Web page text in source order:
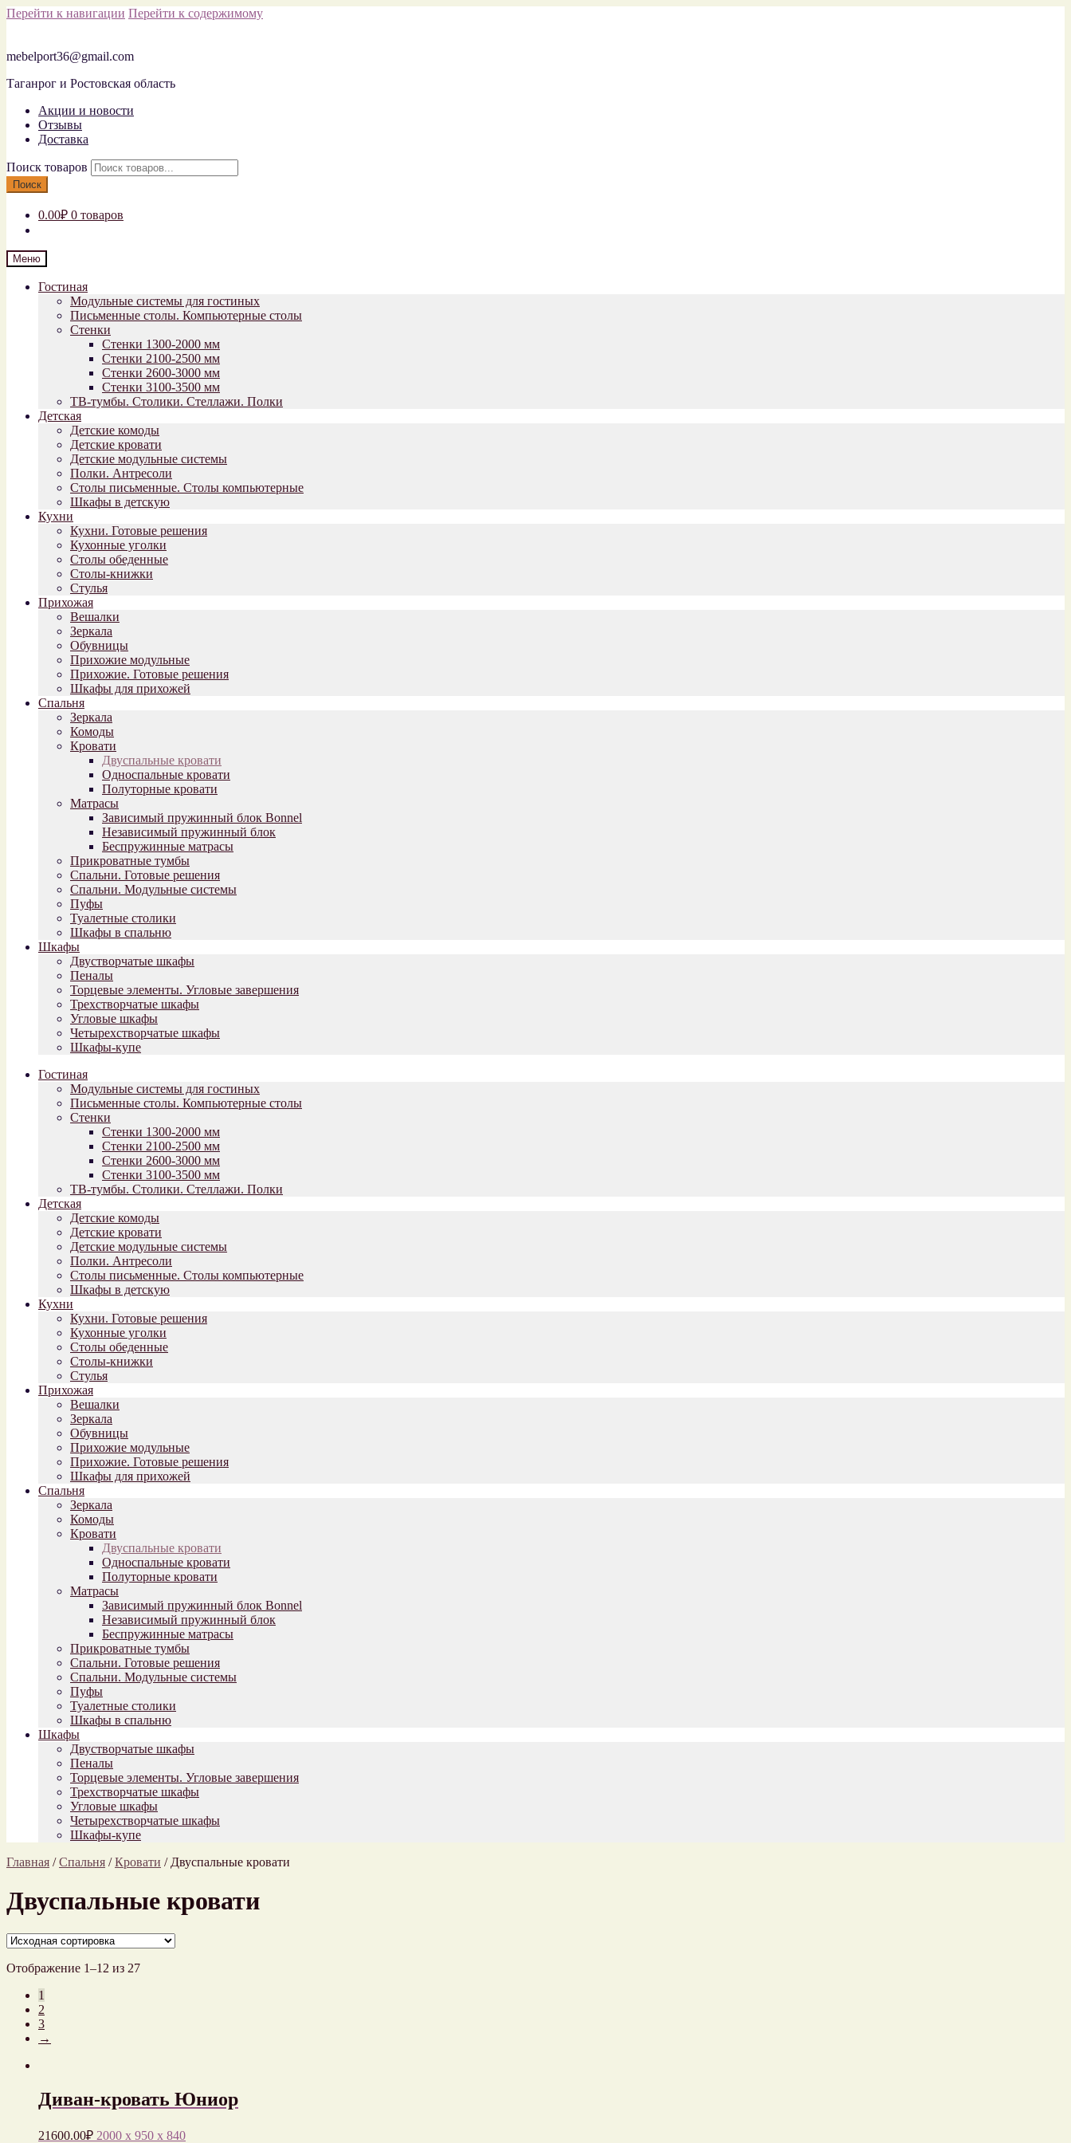
Перейти к навигации Перейти к содержимому
mebelport36@gmail.com
Таганрог и Ростовская область
Акции и новости
Отзывы
Доставка
Поиск товаров
Поиск
0.00₽ 0 товаров
Меню
Гостиная
Модульные системы для гостиных
Письменные столы. Компьютерные столы
Стенки
Стенки 1300-2000 мм
Стенки 2100-2500 мм
Стенки 2600-3000 мм
Стенки 3100-3500 мм
ТВ-тумбы. Столики. Стеллажи. Полки
Детская
Детские комоды
Детские кровати
Детские модульные системы
Полки. Антресоли
Столы письменные. Столы компьютерные
Шкафы в детскую
Кухни
Кухни. Готовые решения
Кухонные уголки
Столы обеденные
Столы-книжки
Стулья
Прихожая
Вешалки
Зеркала
Обувницы
Прихожие модульные
Прихожие. Готовые решения
Шкафы для прихожей
Спальня
Зеркала
Комоды
Кровати
Двуспальные кровати
Односпальные кровати
Полуторные кровати
Матрасы
Зависимый пружинный блок Bonnel
Независимый пружинный блок
Беспружинные матрасы
Прикроватные тумбы
Спальни. Готовые решения
Спальни. Модульные системы
Пуфы
Туалетные столики
Шкафы в спальню
Шкафы
Двустворчатые шкафы
Пеналы
Торцевые элементы. Угловые завершения
Трехстворчатые шкафы
Угловые шкафы
Четырехстворчатые шкафы
Шкафы-купе
Гостиная
Модульные системы для гостиных
Письменные столы. Компьютерные столы
Стенки
Стенки 1300-2000 мм
Стенки 2100-2500 мм
Стенки 2600-3000 мм
Стенки 3100-3500 мм
ТВ-тумбы. Столики. Стеллажи. Полки
Детская
Детские комоды
Детские кровати
Детские модульные системы
Полки. Антресоли
Столы письменные. Столы компьютерные
Шкафы в детскую
Кухни
Кухни. Готовые решения
Кухонные уголки
Столы обеденные
Столы-книжки
Стулья
Прихожая
Вешалки
Зеркала
Обувницы
Прихожие модульные
Прихожие. Готовые решения
Шкафы для прихожей
Спальня
Зеркала
Комоды
Кровати
Двуспальные кровати
Односпальные кровати
Полуторные кровати
Матрасы
Зависимый пружинный блок Bonnel
Независимый пружинный блок
Беспружинные матрасы
Прикроватные тумбы
Спальни. Готовые решения
Спальни. Модульные системы
Пуфы
Туалетные столики
Шкафы в спальню
Шкафы
Двустворчатые шкафы
Пеналы
Торцевые элементы. Угловые завершения
Трехстворчатые шкафы
Угловые шкафы
Четырехстворчатые шкафы
Шкафы-купе
Главная /Спальня /Кровати / Двуспальные кровати
Двуспальные кровати
Отображение 1–12 из 27
1
2
3
→
Диван-кровать Юниор
21600.00₽ 2000 x 950 x 840